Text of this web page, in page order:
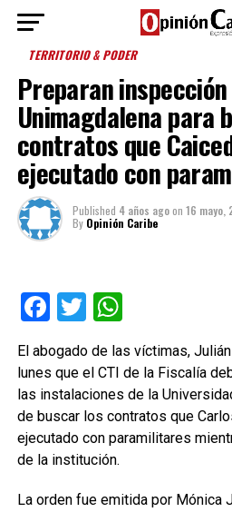
TERRITORIO & PODER
Preparan
Unimagdalena para
contratos que
ejecutado con
Published 4 años agoon 16 mayo,
By Opinión Caribe
Facebook
Twitter
El abogado de las víctimas,
lunes que el CTI de la Fiscalía
las instalaciones de la
de buscar los contratos que
ejecutado con paramilitares
de la institución.
La orden fue emitida por Mónica